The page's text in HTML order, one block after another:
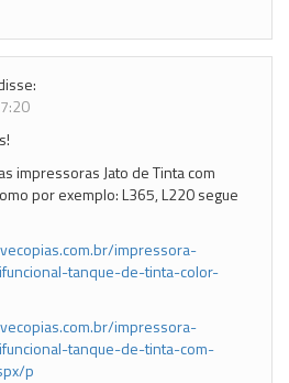
impressoras Jato de Tinta com
por exemplo: L365, L220 segue
impressora-
tanque-de-tinta-color-
impressora-
tanque-de-tinta-com-
p